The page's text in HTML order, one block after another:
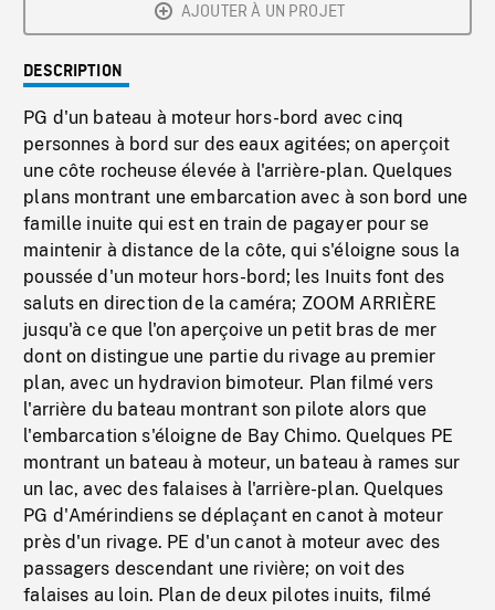
AJOUTER À UN PROJET
DESCRIPTION
PG d'un bateau à moteur hors-bord avec cinq
personnes à bord sur des eaux agitées; on aperçoit
une côte rocheuse élevée à l'arrière-plan. Quelques
plans montrant une embarcation avec à son bord une
famille inuite qui est en train de pagayer pour se
maintenir à distance de la côte, qui s'éloigne sous la
poussée d'un moteur hors-bord; les Inuits font des
saluts en direction de la caméra; ZOOM ARRIÈRE
jusqu'à ce que l'on aperçoive un petit bras de mer
dont on distingue une partie du rivage au premier
plan, avec un hydravion bimoteur. Plan filmé vers
l'arrière du bateau montrant son pilote alors que
l'embarcation s'éloigne de Bay Chimo. Quelques PE
montrant un bateau à moteur, un bateau à rames sur
un lac, avec des falaises à l'arrière-plan. Quelques
PG d'Amérindiens se déplaçant en canot à moteur
près d'un rivage. PE d'un canot à moteur avec des
passagers descendant une rivière; on voit des
falaises au loin. Plan de deux pilotes inuits, filmé